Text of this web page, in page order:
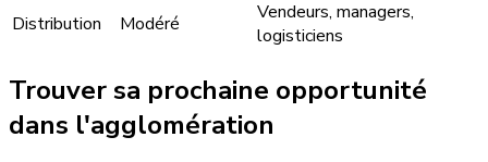
Distribution
Modéré
Vendeurs, managers,
logisticiens
Trouver sa prochaine opportunité
dans l'agglomération